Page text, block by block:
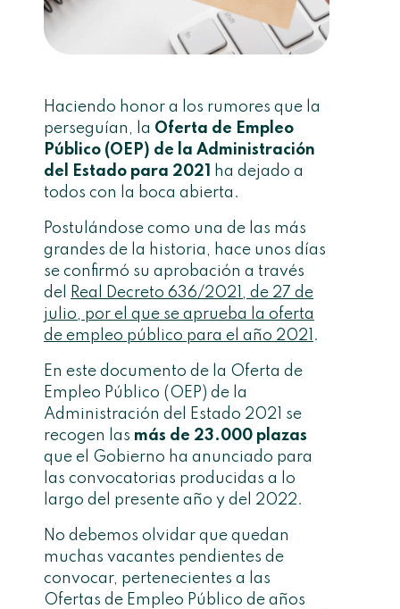
Haciendo honor a los rumores que la
perseguían, la Oferta de Empleo
Público (OEP) de la Administración
del Estado para 2021
ha dejado a
todos con la boca abierta.
Postulándose como una de las más
grandes de la historia, hace unos días
se confirmó su aprobación a través
del
Real Decreto 636/2021, de 27 de
julio, por el que se aprueba la oferta
de empleo público para el año 2021 .
En este documento de la Oferta de
Empleo Público (OEP) de la
Administración del Estado 2021 se
recogen las más de 23.000 plazas
que el Gobierno ha anunciado para
las convocatorias producidas a lo
largo del presente año y del 2022.
No debemos olvidar que quedan
muchas vacantes pendientes de
convocar, pertenecientes a las
Ofertas de Empleo Público de años